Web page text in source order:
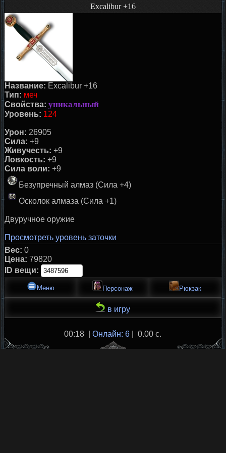
Excalibur +16
Название: Excalibur +16
Тип: меч
Свойства: уникальный
Уровень: 124
Урон: 26905
Сила: +9
Живучесть: +9
Ловкость: +9
Сила воли: +9
Безупречный алмаз (Сила +4)
Осколок алмаза (Сила +1)
Двуручное оружие
Просмотреть уровень заточки
Вес: 0
Цена: 79820
ID вещи:
Меню Персонаж Рюкзак
в игру
00:18 |Онлайн: 6 | 0.00 с.